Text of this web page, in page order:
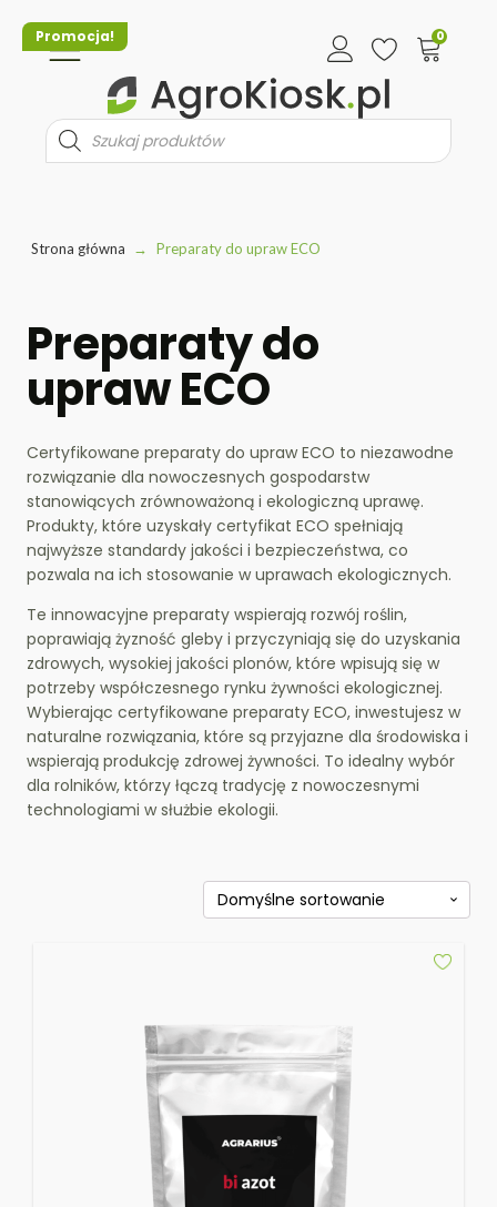
0
Wyszukiwarka
produktów
Strona główna → Preparaty do upraw ECO
Preparaty do
upraw ECO
Certyfikowane preparaty do upraw ECO to niezawodne
rozwiązanie dla nowoczesnych gospodarstw
stanowiących zrównoważoną i ekologiczną uprawę.
Produkty, które uzyskały certyfikat ECO spełniają
najwyższe standardy jakości i bezpieczeństwa, co
pozwala na ich stosowanie w uprawach ekologicznych.
Te innowacyjne preparaty wspierają rozwój roślin,
poprawiają żyzność gleby i przyczyniają się do uzyskania
zdrowych, wysokiej jakości plonów, które wpisują się w
potrzeby współczesnego rynku żywności ekologicznej.
Wybierając certyfikowane preparaty ECO, inwestujesz w
naturalne rozwiązania, które są przyjazne dla środowiska i
wspierają produkcję zdrowej żywności. To idealny wybór
dla rolników, którzy łączą tradycję z nowoczesnymi
technologiami w służbie ekologii.
Promocja!